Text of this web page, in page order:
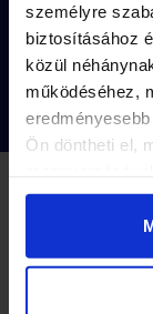
személyre
biztosításához
közül
működéséhez,
Ön döntheti el,
módosíthatja.
Vedd
akár